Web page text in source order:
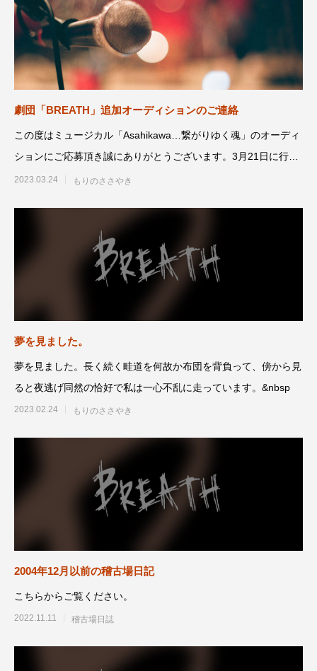
劇団「BREATH」追加オーディションのご連絡
この度はミュージカル「Asahikawa…繋がりゆく魂」のオーディ
ションにご応募頂き誠にありがとうございます。3月21日に行わ
れたオーディ
2023.03.24 もりのささやき
夢を見ました。
夢を見ました。長く続く畦道を何故か布団を背負って、傍から見
ると夜逃げ同然の恰好で私は一心不乱に走っています。&nbsp
2023.02.24 もりのささやき
2004年12月以前の稽古場日記
こちらからご覧ください。
2022.11.11 稽古場日誌